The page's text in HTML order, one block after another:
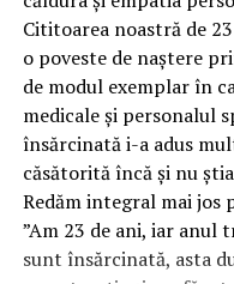
Cititoarea noastră de
o poveste de naștere
de modul exemplar în
medicale și personalul
însărcinată i-a adus
căsătorită încă și nu
Redăm integral mai jos
”Am 23 de ani, iar anul
sunt însărcinată, asta